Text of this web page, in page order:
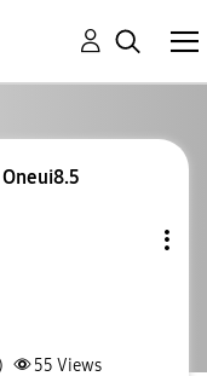
Oneui8.5
55 Views